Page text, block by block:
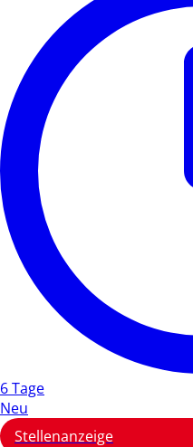
6 Tage
Neu
Stellenanzeige